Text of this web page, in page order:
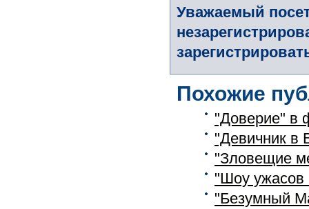
Уважаемый
Похожие
"Доверие" в
"Девичник в
"Зловещие
"Шоу ужасов
"Безумный